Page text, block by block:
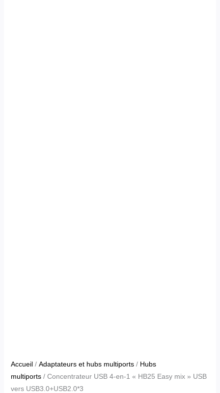
Accueil/ Adaptateurs et hubs multiports/ Hubs
multiports/ Concentrateur USB 4-en-1 « HB25 Easy mix » USB
vers USB3.0+USB2.0*3